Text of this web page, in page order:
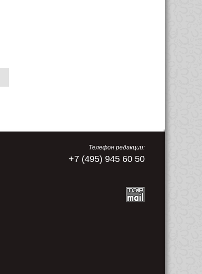
Телефон редакции:
+7 (495) 945 60 50